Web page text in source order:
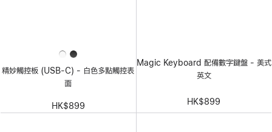
精妙觸控板 (USB-C) - 白色多點觸控表
面
HK$899
Magic Keyboard 配備數字鍵盤 - 美式
英文
HK$899